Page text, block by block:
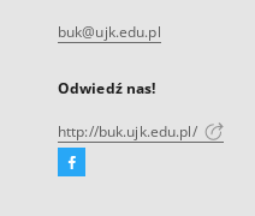
buk@ujk.edu.pl
Odwiedź nas!
http://buk.ujk.edu.pl/
Facebook